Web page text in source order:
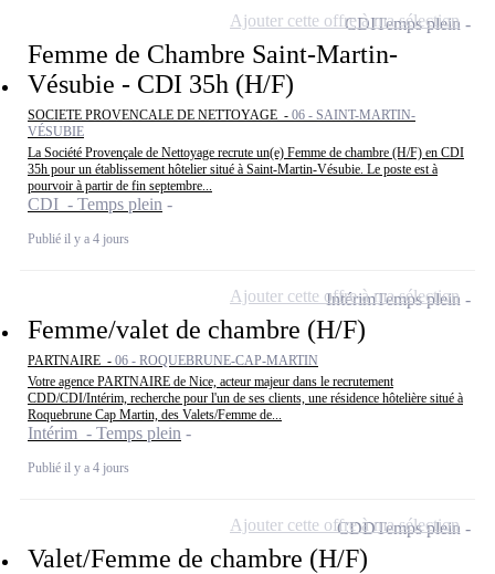
Femme de Chambre Saint-Martin-
Vésubie - CDI 35h (H/F)
SOCIETE PROVENCALE DE NETTOYAGE - 06 - SAINT-MARTIN-
VÉSUBIE
La Société Provençale de Nettoyage recrute un(e) Femme de chambre (H/F) en CDI
35h pour un établissement hôtelier situé à Saint-Martin-Vésubie. Le poste est à
pourvoir à partir de fin septembre...
CDI - Temps plein
Publié il y a 4 jours
CDITemps plein
Ajouter cette offre à ma sélection
Femme/valet de chambre (H/F)
PARTNAIRE - 06 - ROQUEBRUNE-CAP-MARTIN
Votre agence PARTNAIRE de Nice, acteur majeur dans le recrutement
CDD/CDI/Intérim, recherche pour l'un de ses clients, une résidence hôtelière situé à
Roquebrune Cap Martin, des Valets/Femme de...
Intérim - Temps plein
Publié il y a 4 jours
IntérimTemps plein
Ajouter cette offre à ma sélection
Valet/Femme de chambre (H/F)
CDDTemps plein
Ajouter cette offre à ma sélection